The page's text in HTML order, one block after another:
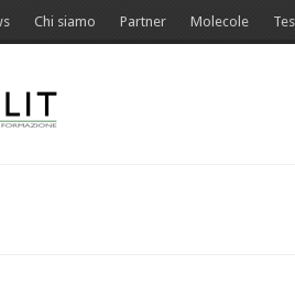
Chi siamo Partner Molecole